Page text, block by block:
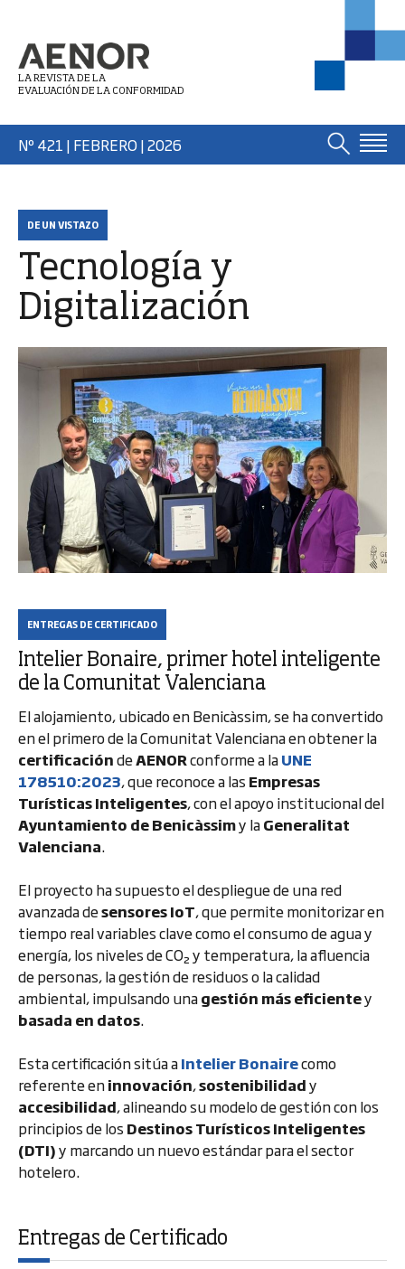
LA REVISTA DE LA
EVALUACIÓN DE LA CONFORMIDAD
Nº 421 | FEBRERO| 2026
DE UN VISTAZO
Tecnología y
Digitalización
ENTREGAS DE CERTIFICADO
Intelier Bonaire, primer hotel inteligente
de la Comunitat Valenciana
El alojamiento, ubicado en Benicàssim, se ha convertido
en el primero de la Comunitat Valenciana en obtener la
certificacióndeAENORconforme a laUNE
178510:2023, que reconoce a las Empresas
Turísticas Inteligentes, con el apoyo institucional del
Ayuntamiento de Benicàssimy laGeneralitat
Valenciana.
El proyecto ha supuesto el despliegue de una red
avanzada desensores IoT, que permite monitorizar en
tiempo real variables clave como el consumo de agua y
energía, los niveles de CO₂ y temperatura, la afluencia
de personas, la gestión de residuos o la calidad
ambiental, impulsando unagestión más eficientey
basada en datos.
Esta certificación sitúa aIntelier Bonairecomo
referente eninnovación,sostenibilidady
accesibilidad, alineando su modelo de gestión con los
principios de los Destinos Turísticos Inteligentes
(DTI)y marcando un nuevo estándar para el sector
hotelero.
Entregas de Certificado